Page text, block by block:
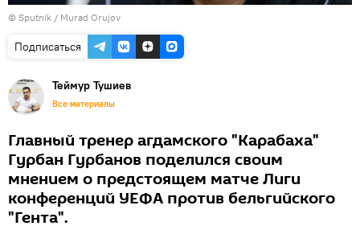
© Sputnik / Murad Orujov
Подписаться
Теймур Тушиев
Все материалы
Главный тренер агдамского "Карабаха"
Гурбан Гурбанов поделился своим
мнением о предстоящем матче Лиги
конференций УЕФА против бельгийского
"Гента".